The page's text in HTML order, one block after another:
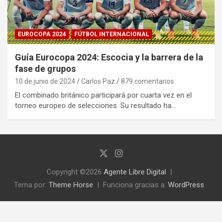
EUROCOPA 2024 FÚTBOL INTERNACIONAL
Guía Eurocopa 2024: Escocia y la barrera de la
fase de grupos
10 de junio de 2024 Carlos Paz 879 comentarios
El combinado británico participará por cuarta vez en el
torneo europeo de selecciones. Su resultado ha…
Copyright ©2026 Agente Libre Digital
Tema por: Theme Horse Funciona gracias a: WordPress